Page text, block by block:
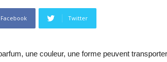
Facebook Twitter
une couleur, une forme peuvent